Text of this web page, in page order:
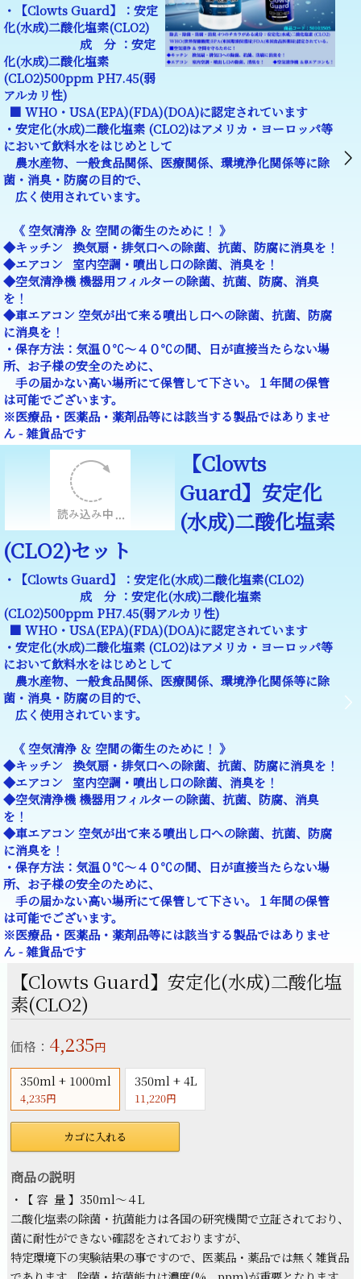
・【Clowts Guard】：安定
化(水成)二酸化塩素(CLO2)
成 分 ：安定
化(水成)二酸化塩素
(CLO2)500ppm PH7.45(弱
アルカリ性)
■ WHO・USA(EPA)(FDA)(DOA)に認定されています
・安定化(水成)二酸化塩素 (CLO2)はアメリカ・ヨーロッパ等
において飲料水をはじめとして
農水産物、一般食品関係、医療関係、環境浄化関係等に除
菌・消臭・防腐の目的で、
広く使用されています。
《 空気清浄 ＆ 空間の衛生のために！ 》
◆キッチン 換気扇・排気口への除菌、抗菌、防腐に消臭を！
◆エアコン 室内空調・噴出し口の除菌、消臭を！
◆空気清浄機 機器用フィルターの除菌、抗菌、防腐、消臭
を！
◆車エアコン 空気が出て来る噴出し口への除菌、抗菌、防腐
に消臭を！
・保存方法：気温０℃～４０℃の間、日が直接当たらない場
所、お子様の安全のために、
手の届かない高い場所にて保管して下さい。１年間の保管
は可能でございます。
※医療品・医薬品・薬剤品等には該当する製品ではありませ
ん - 雑貨品です
【Clowts
Guard】安定化
(水成)二酸化塩素
・【Clowts Guard】：安定
化(水成)二酸化塩素(CLO2)
成 分 ：安定
化(水成)二酸化塩素
(CLO2)500ppm PH7.45(弱
アルカリ性)
■ WHO・USA(EPA)(FDA)(DOA)に認定されています
・安定化(水成)二酸化塩素 (CLO2)はアメリカ・ヨーロッパ等
において飲料水をはじめとして
菌・消臭・防腐の目的で、
広く使用されています。
《 空気清浄 ＆ 空間の衛生のために！ 》
◆キッチン 換気扇・排気口への除菌、抗菌、防腐に消臭を！
◆エアコン 室内空調・噴出し口の除菌、消臭を！
◆空気清浄機 機器用フィルターの除菌、抗菌、防腐、消臭
を！
◆車エアコン 空気が出て来る噴出し口への除菌、抗菌、防腐
に消臭を！
・保存方法：気温０℃～４０℃の間、日が直接当たらない場
所、お子様の安全のために、
手の届かない高い場所にて保管して下さい。１年間の保管
※医療品・医薬品・薬剤品等には該当する製品ではありませ
ん - 雑貨品です
素(CLO2)
価格：4,235
350ml + 1000ml
4,235円 11,220円
カゴに入れる
商品の説明
・【 容 量 】350ml～４L
二酸化塩素の除菌・抗菌能力は各国の研究機関で立証されており、